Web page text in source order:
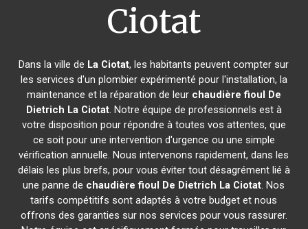
Ciotat
Dans la ville de La Ciotat, les habitants peuvent compter sur
les services d'un plombier expérimenté pour l'installation, la
maintenance et la réparation de leur chaudière fioul De
Dietrich La Ciotat. Notre équipe de professionnels est à
votre disposition pour répondre à toutes vos attentes, que
ce soit pour une intervention d'urgence ou une simple
vérification annuelle. Nous intervenons rapidement, dans les
délais les plus brefs, pour vous éviter tout désagrément lié à
une panne de chaudière fioul De Dietrich La Ciotat. Nos
tarifs compétitifs sont adaptés à votre budget et nous
offrons des garanties sur nos services pour vous rassurer.